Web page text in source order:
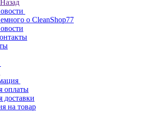
Назад
о CleanShop77
оплаты
доставки
на товар